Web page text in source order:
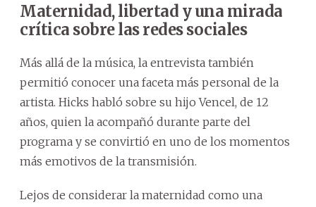
Maternidad, libertad y una mirada
crítica sobre las redes sociales
Más allá de la música, la entrevista también
permitió conocer una faceta más personal de la
artista. Hicks habló sobre su hijo Vencel, de 12
años, quien la acompañó durante parte del
programa y se convirtió en uno de los momentos
más emotivos de la transmisión.
Lejos de considerar la maternidad como una